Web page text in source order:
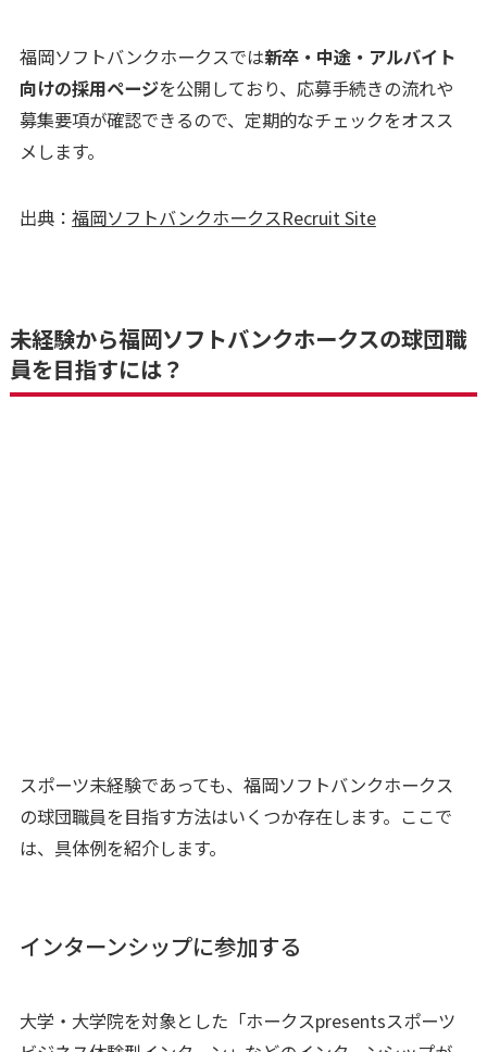
福岡ソフトバンクホークスでは新卒・中途・アルバイト
向けの採用ページを公開しており、応募手続きの流れや
募集要項が確認できるので、定期的なチェックをオスス
メします。
出典： 福岡ソフトバンクホークスRecruit Site
未経験から福岡ソフトバンクホークスの球団職
員を目指すには？
スポーツ未経験であっても、福岡ソフトバンクホークス
の球団職員を目指す方法はいくつか存在します。ここで
は、具体例を紹介します。
インターンシップに参加する
大学・大学院を対象とした「ホークスpresentsスポーツ